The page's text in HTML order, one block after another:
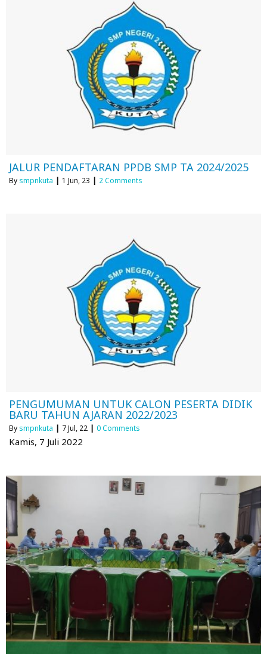
JALUR PENDAFTARAN PPDB SMP TA 2024/2025
By smpnkuta | 1 Jun, 23 | 2 Comments
PENGUMUMAN UNTUK CALON PESERTA DIDIK
BARU TAHUN AJARAN 2022/2023
By smpnkuta | 7Jul, 22 | 0 Comments
Kamis, 7 Juli 2022